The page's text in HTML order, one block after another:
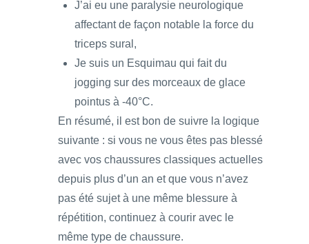
J’ai eu une paralysie neurologique
affectant de façon notable la force du
triceps sural,
Je suis un Esquimau qui fait du
jogging sur des morceaux de glace
pointus à -40°C.
En résumé, il est bon de suivre la logique
suivante : si vous ne vous êtes pas blessé
avec vos chaussures classiques actuelles
depuis plus d’un an et que vous n’avez
pas été sujet à une même blessure à
répétition, continuez à courir avec le
même type de chaussure.